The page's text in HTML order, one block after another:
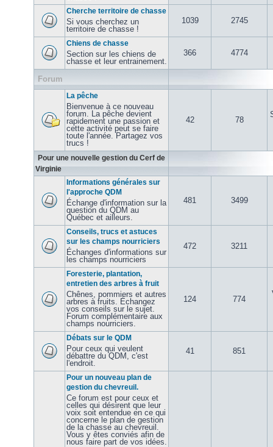
Cherche territoire de chasse
Si vous cherchez un
territoire de chasse !
1039 2745
Chiens de chasse
Section sur les chiens de
chasse et leur entrainement.
366 4774
Forum
La pêche
Bienvenue à ce nouveau
forum. La pêche devient
rapidement une passion et
cette activité peut se faire
toute l'année. Partagez vos
trucs !
42 78
Pour une nouvelle gestion du Cerf de
Virginie
Informations générales sur
l'approche QDM
Échange d'information sur la
question du QDM au
Québec et ailleurs.
481 3499
Conseils, trucs et astuces
sur les champs nourriciers
Échanges d'informations sur
les champs nourriciers
472 3211
Foresterie, plantation,
entretien des arbres à fruit
Chênes, pommiers et autres
arbres à fruits. Échangez
vos conseils sur le sujet.
Forum complémentaire aux
champs nourriciers.
124 774
Débats sur le QDM
Pour ceux qui veulent
débattre du QDM, c'est
l'endroit.
41 851
Pour un nouveau plan de
gestion du chevreuil.
Ce forum est pour ceux et
celles qui désirent que leur
voix soit entendue en ce qui
concerne le plan de gestion
de la chasse au chevreuil.
Vous y êtes conviés afin de
nous faire part de vos idées.